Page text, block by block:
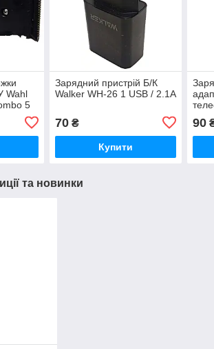
Wahl
5
Зарядний пристрій Б/К
Walker WH-26 1 USB / 2.1A
70₴
Купити
90
та новинки